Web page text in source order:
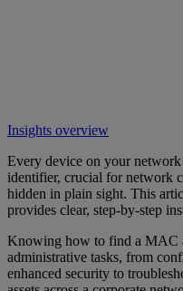
Insights overview
Every device on your
identifier, crucial for network
hidden in plain sight. This
provides clear, step-by-step
Knowing how to find a MAC
administrative tasks, from
enhanced security to